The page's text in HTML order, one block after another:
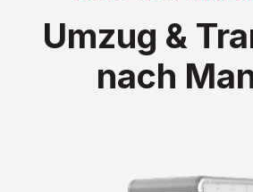
Umzug &
nach